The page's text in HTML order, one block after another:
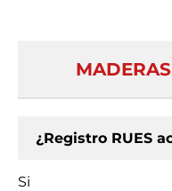
¿Registro RUES
Si